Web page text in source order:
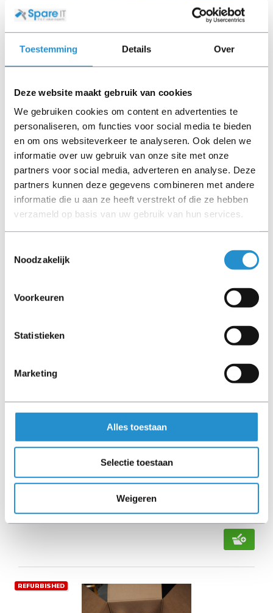
Toestemming Details Over
Deze website maakt gebruik van cookies
We gebruiken cookies om content en advertenties te
personaliseren, om functies voor social media te bieden
en om ons websiteverkeer te analyseren. Ook delen we
informatie over uw gebruik van onze site met onze
partners voor social media, adverteren en analyse. Deze
partners kunnen deze gegevens combineren met andere
informatie die u aan ze heeft verstrekt of die ze hebben
verzameld op basis van uw gebruik van hun services.
Noodzakelijk
Voorkeuren
Statistieken
Marketing
Alles toestaan
Selectie toestaan
Weigeren
P26439-B21 HPE DL360 Gen10 Plus 2SFF x4
NVMe 16G U.2 BC Drive Cage Kit
Direct leverbaar
€ 59,00 Excl. BTW
€ 71,39 Incl. BTW
P22065-001, HPE Assy, 8SFF U.2 Inner Cage,
Direct leverbaar
€ 54,45 Incl. BTW
REFURBISHED